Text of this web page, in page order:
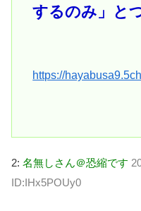
するのみ」と
https://
2: 名無しさん＠恐縮です
ID:IHx5POUy0